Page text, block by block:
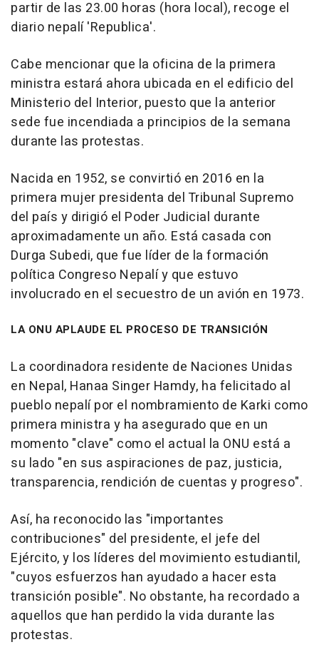
partir de las 23.00 horas (hora local), recoge el
diario nepalí 'Republica'.
Cabe mencionar que la oficina de la primera
ministra estará ahora ubicada en el edificio del
Ministerio del Interior, puesto que la anterior
sede fue incendiada a principios de la semana
durante las protestas.
Nacida en 1952, se convirtió en 2016 en la
primera mujer presidenta del Tribunal Supremo
del país y dirigió el Poder Judicial durante
aproximadamente un año. Está casada con
Durga Subedi, que fue líder de la formación
política Congreso Nepalí y que estuvo
involucrado en el secuestro de un avión en 1973.
LA ONU APLAUDE EL PROCESO DE TRANSICIÓN
La coordinadora residente de Naciones Unidas
en Nepal, Hanaa Singer Hamdy, ha felicitado al
pueblo nepalí por el nombramiento de Karki como
primera ministra y ha asegurado que en un
momento "clave" como el actual la ONU está a
su lado "en sus aspiraciones de paz, justicia,
transparencia, rendición de cuentas y progreso".
Así, ha reconocido las "importantes
contribuciones" del presidente, el jefe del
Ejército, y los líderes del movimiento estudiantil,
"cuyos esfuerzos han ayudado a hacer esta
transición posible". No obstante, ha recordado a
aquellos que han perdido la vida durante las
protestas.